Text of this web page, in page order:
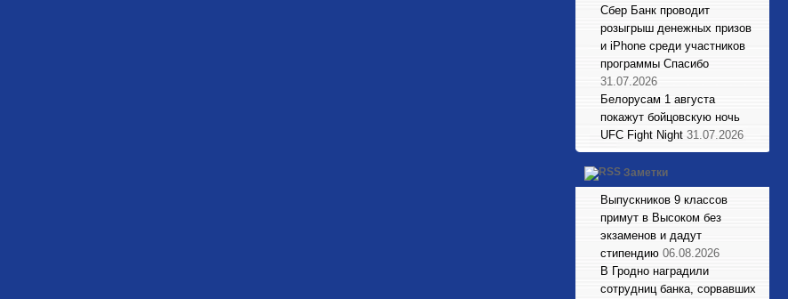
Сбер Банк проводит
розыгрыш денежных призов
и iPhone среди участников
программы Спасибо
31.07.2026
Белорусам 1 августа
покажут бойцовскую ночь
UFC Fight Night 31.07.2026
Заметки
Выпускников 9 классов
примут в Высоком без
экзаменов и дадут
стипендию 06.08.2026
В Гродно наградили
сотрудниц банка, сорвавших